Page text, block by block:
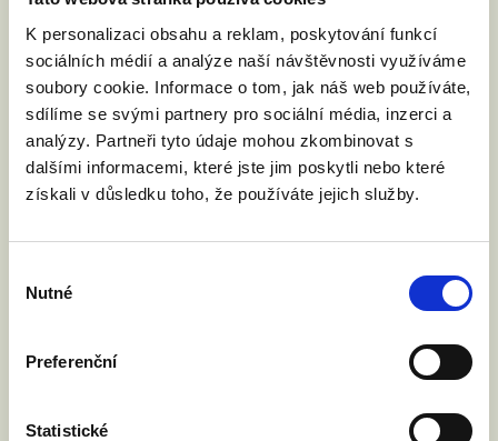
K personalizaci obsahu a reklam, poskytování funkcí
sociálních médií a analýze naší návštěvnosti využíváme
soubory cookie. Informace o tom, jak náš web používáte,
sdílíme se svými partnery pro sociální média, inzerci a
analýzy. Partneři tyto údaje mohou zkombinovat s
dalšími informacemi, které jste jim poskytli nebo které
získali v důsledku toho, že používáte jejich služby.
souhlasu
Nutné
Preferenční
Statistické
Váš email:
Kde žijete? (město, PSČ) :
Přijdu s doprovodem.
Souhlasím se zpracováním osobních údajů podle
zákona č. 101/2000 Sb.